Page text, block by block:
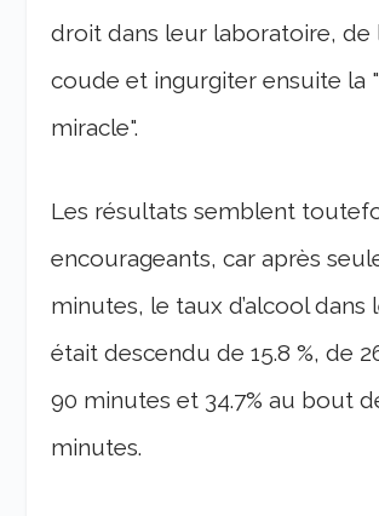
droit dans leur laboratoire, de
coude et ingurgiter ensuite la
miracle".
Les résultats semblent
encourageants, car après
minutes, le taux d’alcool dans
était descendu de 15.8 %, de
90 minutes et 34.7% au bout
minutes.